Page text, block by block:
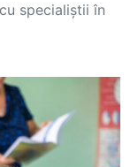
specialiștii în